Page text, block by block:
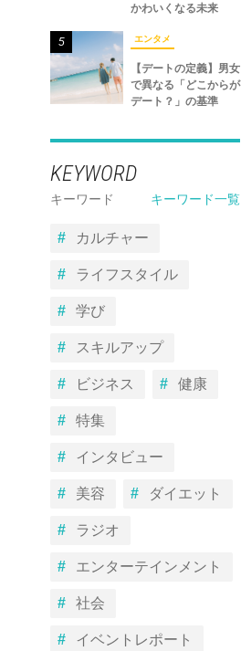
かわいくなる未来
5 エンタメ
【デートの定義】男女
で異なる「どこからが
デート？」の基準
KEYWORD
キーワード キーワード一覧
カルチャー
ライフスタイル
学び
スキルアップ
ビジネス 健康
特集
インタビュー
美容 ダイエット
ラジオ
エンターテインメント
社会
イベントレポート